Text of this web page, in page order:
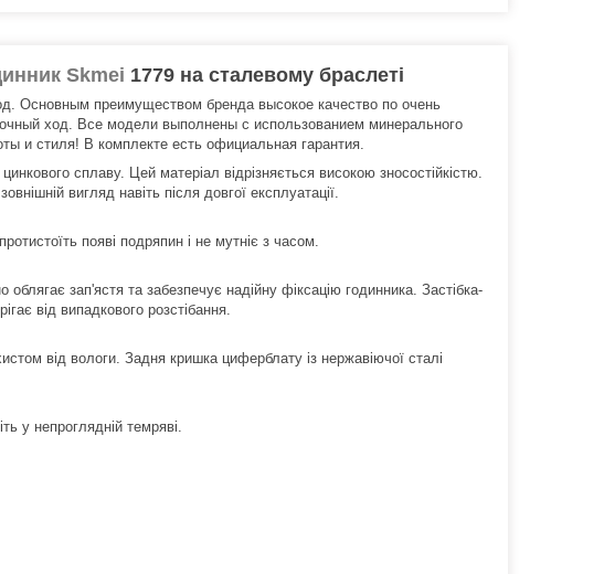
Skmei 1779 на сталевому браслеті
Основным преимуществом бренда высокое качество по очень
ход. Все модели выполнены с использованием минерального
и стиля! В комплекте есть официальная гарантия.
сплаву. Цей матеріал відрізняється високою зносостійкістю.
вигляд навіть після довгої експлуатації.
появі подряпин і не мутніє з часом.
облягає зап'ястя та забезпечує надійну фіксацію годинника. Застібка-
від випадкового розстібання.
від вологи. Задня кришка циферблату із нержавіючої сталі
у непроглядній темряві.